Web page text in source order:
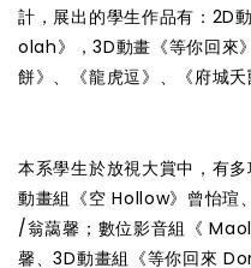
計，展出的學生作品有：2D
olah》，3D動畫《等你回來
餅》、《龍虎逗》、《府城
本系學生於放視大賞中，有
動畫組《空 Hollow》曾怡
/翁藹馨；數位影音組《
馨、3D動畫組《等你回來